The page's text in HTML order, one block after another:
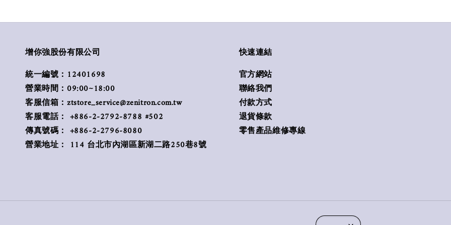
增你強股份有限公司
統一編號：12401698
營業時間：09:00~18:00
客服信箱：ztstore_service@zenitron.com.tw
客服電話： +886-2-2792-8788 #502
傳真號碼： +886-2-2796-8080
營業地址： 114 台北市內湖區新湖二路250巷8號
快速連結
官方網站
聯絡我們
付款方式
退貨條款
零售產品維修專線